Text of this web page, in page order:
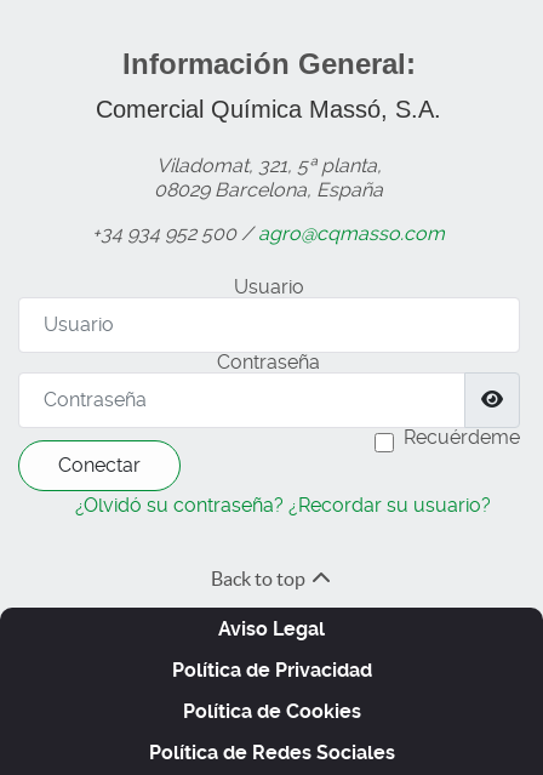
Información General:
Comercial Química Massó, S.A.
Viladomat, 321, 5ª planta,
08029 Barcelona, España
+34 934 952 500 /agro@cqmasso.com
Usuario
Contraseña
Recuérdeme
Conectar
¿Olvidó su contraseña? ¿Recordar su usuario?
Back to top
Aviso Legal
Política de Privacidad
Política de Cookies
Política de Redes Sociales